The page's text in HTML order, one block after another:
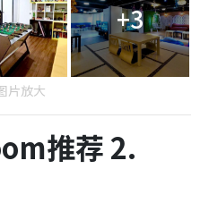
+3
片放大
推荐 2.